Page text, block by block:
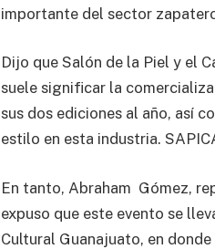
importante del sector
Dijo que Salón de la Piel y el
suele significar la
sus dos ediciones al año, así
estilo en esta industria.
En tanto, Abraham Gómez,
expuso que este evento se
Cultural Guanajuato, en